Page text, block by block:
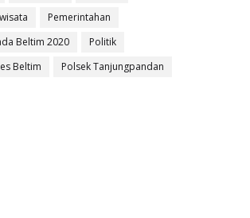
Pemerintahan
Beltim 2020
Politik
Beltim
Polsek Tanjungpandan